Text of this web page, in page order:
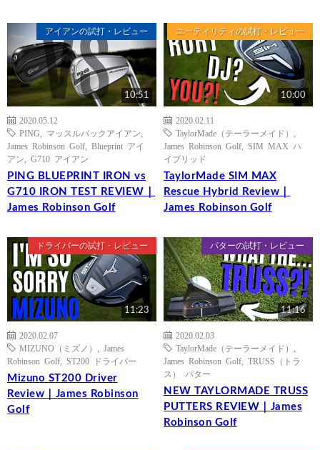
アイアンの試打・レビュー
10:51
2020.05.12
PING
マッスルバックアイアン
James Robinson Golf
Blueprint アイ
アン
G710 アイアン
PING BLUEPRINT IRON vs
G710 IRON TEST REVIEW｜
James Robinson Golf
ユーティリティの試打・レビュー
10:00
2020.02.11
TaylorMade（テーラーメイド）
James Robinson Golf
SIM MAX ハ
イブリッド
TaylorMade SIM MAX
Rescue Hybrid Review｜
James Robinson Golf
ドライバーの試打・レビュー
11:23
2020.02.07
MIZUNO（ミズノ）
James
Robinson Golf
ST200 ドライバー
Mizuno ST200 Driver
Review｜James Robinson
Golf
パターの試打・レビュー
11:16
2020.02.03
TaylorMade（テーラーメイド）
James Robinson Golf
TRUSS（トラ
ス） パター
NEW TAYLORMADE TRUSS
PUTTERS REVIEW｜James
Robinson Golf